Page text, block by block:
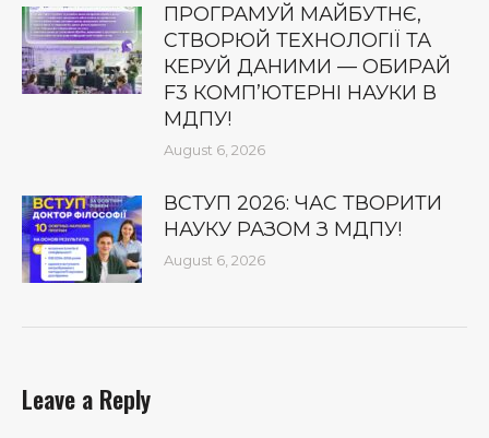
ПРОГРАМУЙ МАЙБУТНЄ,
СТВОРЮЙ ТЕХНОЛОГІЇ ТА
КЕРУЙ ДАНИМИ — ОБИРАЙ
F3 КОМП’ЮТЕРНІ НАУКИ В
МДПУ!
August 6, 2026
ВСТУП 2026: ЧАС ТВОРИТИ
НАУКУ РАЗОМ З МДПУ!
August 6, 2026
Leave a Reply